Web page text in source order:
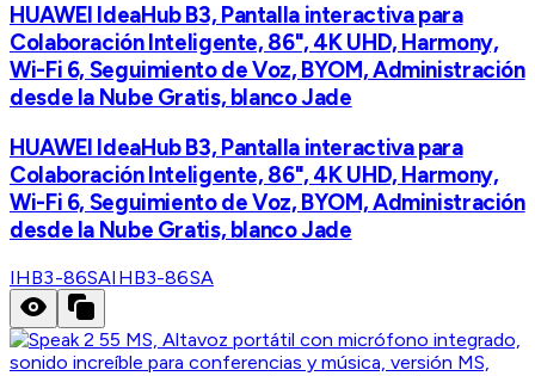
HUAWEI IdeaHub B3, Pantalla interactiva para
Colaboración Inteligente, 86", 4K UHD, Harmony,
Wi-Fi 6, Seguimiento de Voz, BYOM, Administración
desde la Nube Gratis, blanco Jade
HUAWEI IdeaHub B3, Pantalla interactiva para
Colaboración Inteligente, 86", 4K UHD, Harmony,
Wi-Fi 6, Seguimiento de Voz, BYOM, Administración
desde la Nube Gratis, blanco Jade
IHB3-86SAIHB3-86SA